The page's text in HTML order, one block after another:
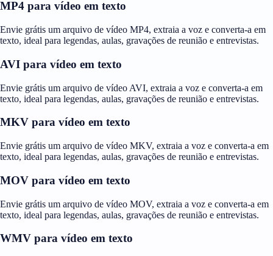
MP4 para vídeo em texto
Envie grátis um arquivo de vídeo MP4, extraia a voz e converta-a em
texto, ideal para legendas, aulas, gravações de reunião e entrevistas.
AVI para vídeo em texto
Envie grátis um arquivo de vídeo AVI, extraia a voz e converta-a em
texto, ideal para legendas, aulas, gravações de reunião e entrevistas.
MKV para vídeo em texto
Envie grátis um arquivo de vídeo MKV, extraia a voz e converta-a em
texto, ideal para legendas, aulas, gravações de reunião e entrevistas.
MOV para vídeo em texto
Envie grátis um arquivo de vídeo MOV, extraia a voz e converta-a em
texto, ideal para legendas, aulas, gravações de reunião e entrevistas.
WMV para vídeo em texto